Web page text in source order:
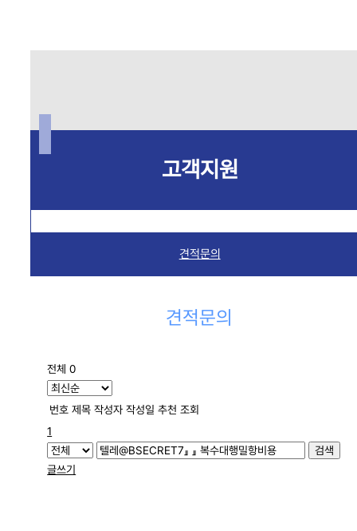
고객지원
견적문의
견적문의
전체 0
번호 제목 작성자 작성일 추천 조회
1
검색
글쓰기